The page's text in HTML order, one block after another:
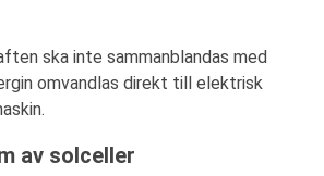
ska inte sammanblandas med
omvandlas direkt till elektrisk
av solceller